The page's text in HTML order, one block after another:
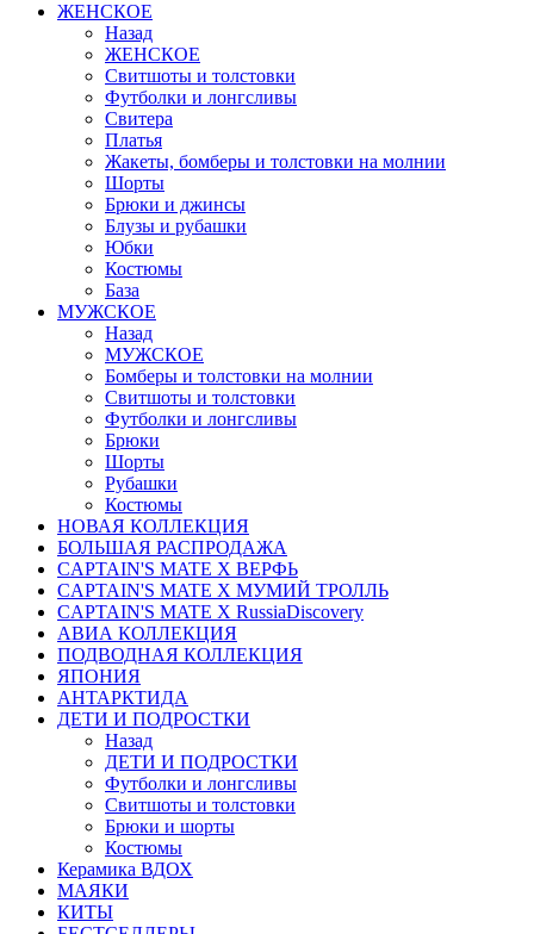
ЖЕНСКОЕ
Назад
ЖЕНСКОЕ
Свитшоты и толстовки
Футболки и лонгсливы
Свитера
Платья
Жакеты, бомберы и толстовки на молнии
Шорты
Брюки и джинсы
Блузы и рубашки
Юбки
Костюмы
База
МУЖСКОЕ
Назад
МУЖСКОЕ
Бомберы и толстовки на молнии
Свитшоты и толстовки
Футболки и лонгсливы
Брюки
Шорты
Рубашки
Костюмы
НОВАЯ КОЛЛЕКЦИЯ
БОЛЬШАЯ РАСПРОДАЖА
CAPTAIN'S MATE X ВЕРФЬ
CAPTAIN'S MATE Х МУМИЙ ТРОЛЛЬ
CAPTAIN'S MATE X RussiaDiscovery
АВИА КОЛЛЕКЦИЯ
ПОДВОДНАЯ КОЛЛЕКЦИЯ
ЯПОНИЯ
АНТАРКТИДА
ДЕТИ И ПОДРОСТКИ
Назад
ДЕТИ И ПОДРОСТКИ
Футболки и лонгсливы
Свитшоты и толстовки
Брюки и шорты
Костюмы
Керамика ВДОХ
МАЯКИ
КИТЫ